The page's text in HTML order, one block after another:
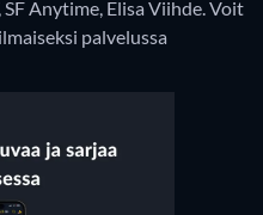
Anytime, Elisa Viihde.Voit
palvelussa